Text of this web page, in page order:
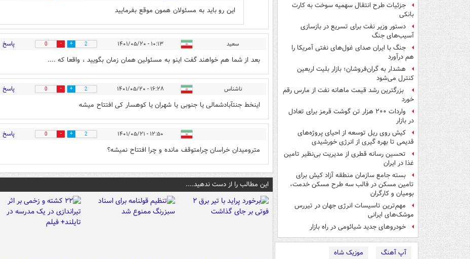
جزئیات طرح انتقال سهمیه سوخت به کارت
بانکی
دستور وزیر نفت برای تسریع در بازسازی
آسیب‌های جنگ
جنگ با ایران صدای غول‌های نفتی آمریکا را
هم درآورد
هشدار به گران‌فروشان؛ بازار بلیت اربعین
کنترل می‌شود
بزرگترین رشد قیمت ماهانه نفت از مارس رقم
خورد
واردات ۲۰۰ هزار تن گوشت قرمز برای تعادل
در بازار
کیش روی ریل توسعه از احیای پروژه‌های
قدیمی تا بهره گیری از انرژی خورشیدی
تحسین رسانه قطری از مدیریت بی‌نظیر تامین
غذا در ایران
بسته جامع سازمان منطقه آزاد کیش برای
تامین مسکن در فالب سه طرح مسکن خدمت،
بومیان و کارگران
مهم‌ترین تاسیسات انرژی جهان در تیررس
موشک‌های ایرانی
خودروهای جدید شیائومی در راه بازار
آپ آهنگ
موزیک شاه
این رو باید به مسئولان همون موقع بفرمایید
سعید ۱۰:۱۳ - ۱۴۰۱/۰۵/۲۰ 2
0 پاسخ
بعد از شما هم خواهند گفت اینو به مسئولین همان زمان بگویید ، واقعا که ....
ناشناس ۱۶:۲۸ - ۱۴۰۱/۰۵/۲۰ 2
0 پاسخ
اینخط جنتآبادشمالی یا جنوبی یا شهران یا کوهسار کی افتتاح میشه
۱۲:۵۰ - ۱۴۰۱/۰۵/۲۱ 2
0 پاسخ
مترومیدان خراسان چرامتوقف مانده و چرا افتتاح نمیشه؟
این مطالب را از دست ندهید....